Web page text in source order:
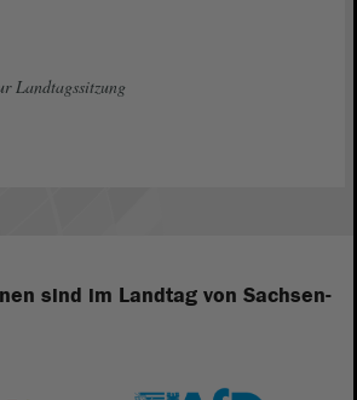
Landtagssitzung
sind im Landtag von Sachsen-